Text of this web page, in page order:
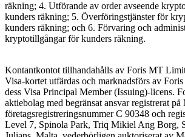
räkning; 4. Utförande av order avseende
kunders räkning; 5. Överföringstjänster för
kunders räkning; och 6. Förvaring och
kryptotillgångar för kunders räkning.
Kontantkontot tillhandahålls av Foris MT
Visa-kortet utfärdas och marknadsförs av
dess Visa Principal Member (Issuing)-licens.
aktiebolag med begränsat ansvar registrerat på
företagsregistreringsnummer C 90348 och
Level 7, Spinola Park, Triq Mikiel Ang Borg,